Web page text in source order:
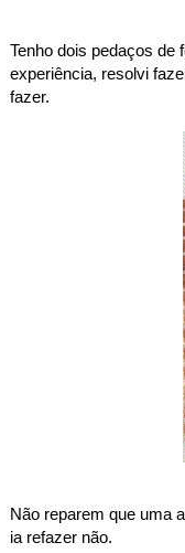
Tenho dois pedaços de
experiência, resolvi
fazer.
Não reparem que uma
ia refazer não.